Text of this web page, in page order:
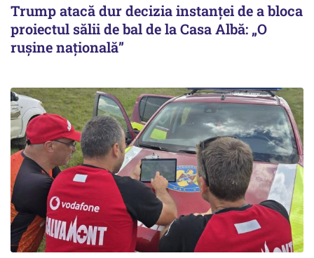
Trump atacă dur decizia instanţei de a bloca
proiectul sălii de bal de la Casa Albă: „O
ruşine naţională”